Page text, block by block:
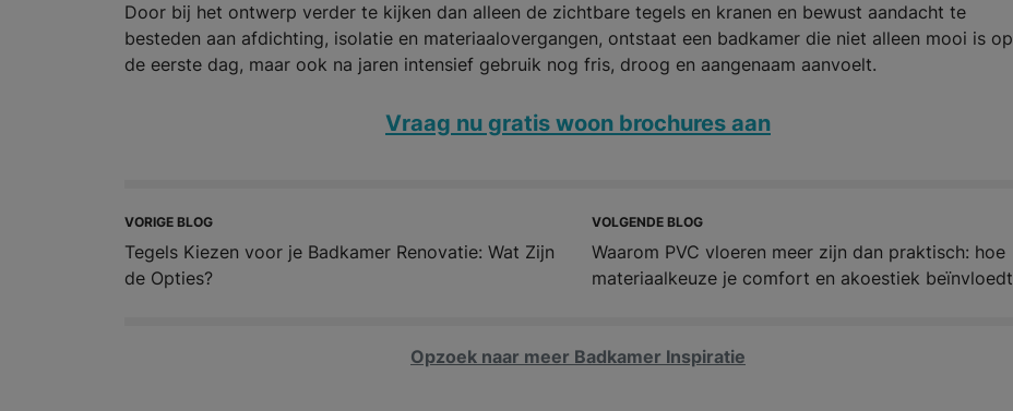
Door bij het ontwerp verder te kijken dan alleen de zichtbare tegels en kranen en bewust aandacht te
besteden aan afdichting, isolatie en materiaalovergangen, ontstaat een badkamer die niet alleen mooi is op
de eerste dag, maar ook na jaren intensief gebruik nog fris, droog en aangenaam aanvoelt.
Vraag nu gratis woon brochures aan
VORIGE BLOG
Tegels Kiezen voor je Badkamer Renovatie: Wat Zijn
de Opties?
VOLGENDE BLOG
Waarom PVC vloeren meer zijn dan praktisch: hoe
materiaalkeuze je comfort en akoestiek beïnvloedt
Opzoek naar meer Badkamer Inspiratie